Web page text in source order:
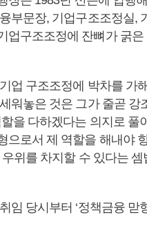
부문장, 기업구조조정실,
업구조조정에 잔뼈가 굵은
업 구조조정에 박차를 가
워놓은 것은 그가 줄곧 강
할을 다하겠다는 의지로 풀
으로서 제 역할을 해내야
위를 차지할 수 있다는
임 당시부터 ‘정책금융 맏